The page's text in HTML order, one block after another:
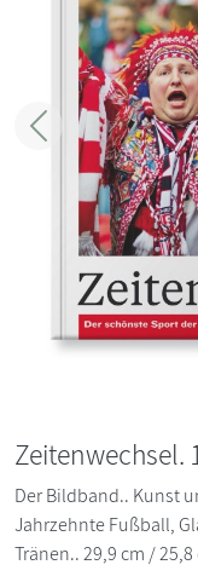
Zurück
Zeitenwechsel.
Der Bildband.. Kunst
Jahrzehnte Fußball,
Tränen.. 29,9 cm /